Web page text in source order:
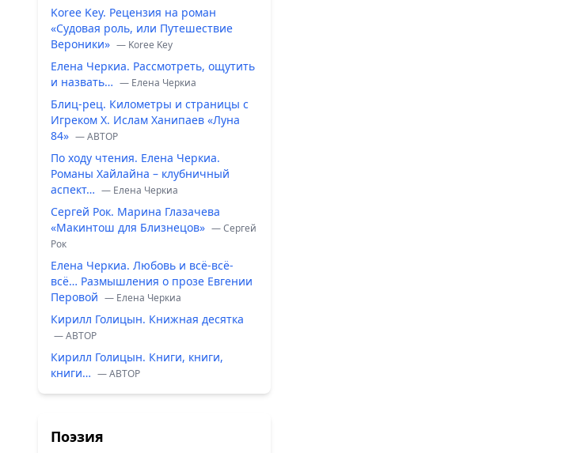
Koree Key. Рецензия на роман
«Судовая роль, или Путешествие
Вероники» — Koree Key
Елена Черкиа. Рассмотреть, ощутить
и назвать… — Елена Черкиа
Блиц-рец. Километры и страницы с
Игреком Х. Ислам Ханипаев «Луна
84» — ABTOP
По ходу чтения. Елена Черкиа.
Романы Хайлайна – клубничный
аспект… — Елена Черкиа
Сергей Рок. Марина Глазачева
«Макинтош для Близнецов» — Сергей
Рок
Елена Черкиа. Любовь и всё-всё-
всё… Размышления о прозе Евгении
Перовой — Елена Черкиа
Кирилл Голицын. Книжная десятка
— ABTOP
Кирилл Голицын. Книги, книги,
книги… — ABTOP
Поэзия